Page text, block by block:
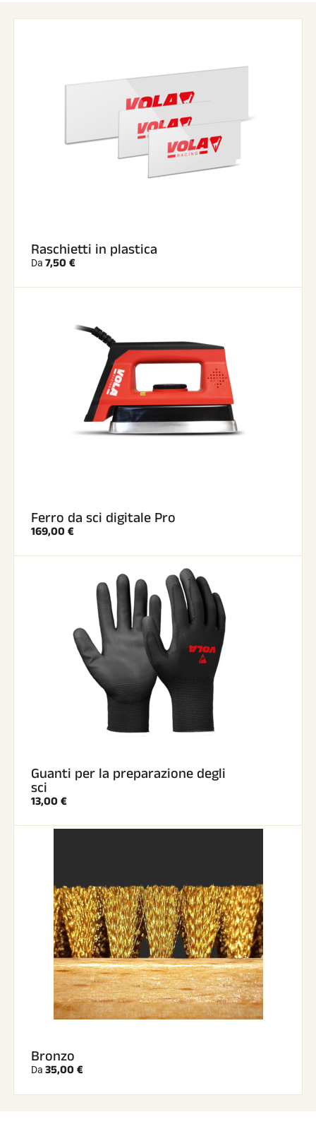
Raschietti in plastica
Da 7,50 €
Ferro da sci digitale Pro
169,00 €
Guanti per la preparazione degli
sci
13,00 €
Bronzo
Da 35,00 €